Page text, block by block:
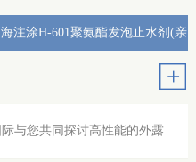
海注涂H-601聚氨酯发泡止水剂(亲
企业要闻相约528 建海国际与您共同探讨高性能的外露防水